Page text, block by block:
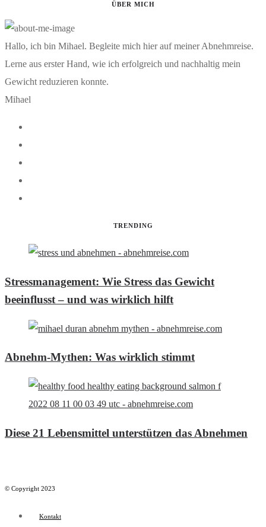
ÜBER MICH
Hallo, ich bin Mihael. Begleite mich hier auf meiner Abnehmreise.
Lerne aus erster Hand, wie ich erfolgreich und nachhaltig mein
Gewicht reduzieren konnte.
Mihael
TRENDING
Stressmanagement: Wie Stress das Gewicht
beeinflusst – und was wirklich hilft
Abnehm-Mythen: Was wirklich stimmt
Diese 21 Lebensmittel unterstützen das Abnehmen
© Copyright 2023
Kontakt